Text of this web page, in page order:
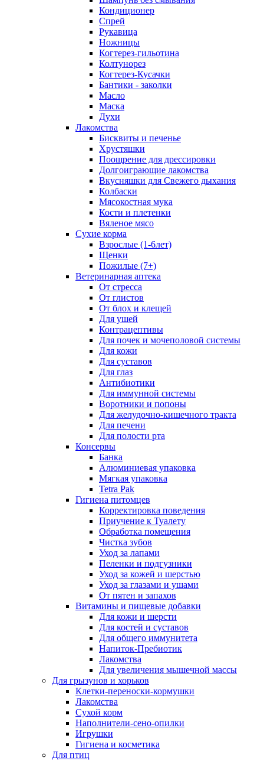
Кондиционер
Спрей
Рукавица
Ножницы
Когтерез-гильотина
Колтунорез
Когтерез-Кусачки
Бантики - заколки
Масло
Маска
Духи
Лакомства
Бисквиты и печенье
Хрустяшки
Поощрение для дрессировки
Долгоиграющие лакомства
Вкусняшки для Свежего дыхания
Колбаски
Мясокостная мука
Кости и плетенки
Вяленое мясо
Сухие корма
Взрослые (1-6лет)
Щенки
Пожилые (7+)
Ветеринарная аптека
От стресса
От глистов
От блох и клещей
Для ушей
Контрацептивы
Для почек и мочеполовой системы
Для кожи
Для суставов
Для глаз
Антибиотики
Для иммунной системы
Воротники и попоны
Для желудочно-кишечного тракта
Для печени
Для полости рта
Консервы
Банка
Алюминиевая упаковка
Мягкая упаковка
Tetra Pak
Гигиена питомцев
Корректировка поведения
Приучение к Туалету
Обработка помещения
Чистка зубов
Уход за лапами
Пеленки и подгузники
Уход за кожей и шерстью
Уход за глазами и ушами
От пятен и запахов
Витамины и пищевые добавки
Для кожи и шерсти
Для костей и суставов
Для общего иммунитета
Напиток-Пребиотик
Лакомства
Для увеличения мышечной массы
Для грызунов и хорьков
Клетки-переноски-кормушки
Лакомства
Сухой корм
Наполнители-сено-опилки
Игрушки
Гигиена и косметика
Для птиц